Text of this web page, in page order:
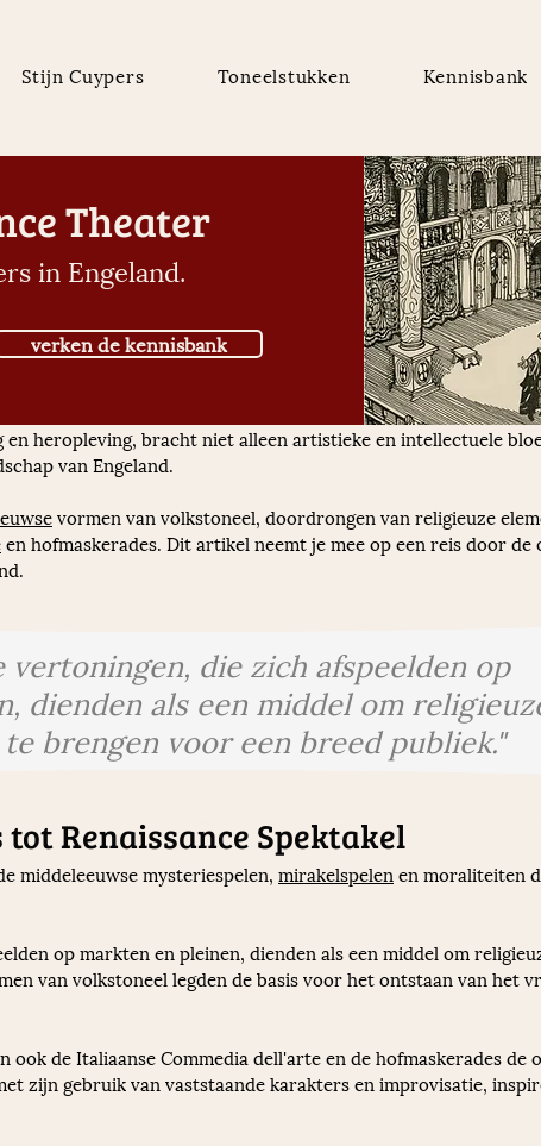
Stijn Cuypers Toneelstukken Kennisbank
Theater
in Engeland.
verken de kennisbank
en heropleving, bracht niet alleen artistieke en intellectuele
van Engeland.
vormen van volkstoneel, doordrongen van religieuze
en hofmaskerades. Dit artikel neemt je mee op een reis door
vertoningen, die zich afspeelden op
dienden als een middel om
brengen voor een breed publiek."
Renaissance Spektakel
middeleeuwse mysteriespelen, mirakelspelen en moraliteiten
op markten en pleinen, dienden als een middel om
van volkstoneel legden de basis voor het ontstaan van het
ook de Italiaanse Commedia dell'arte en de hofmaskerades de
zijn gebruik van vaststaande karakters en improvisatie,